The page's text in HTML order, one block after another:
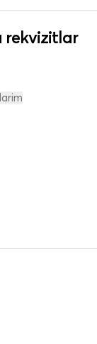
rekvizitlar